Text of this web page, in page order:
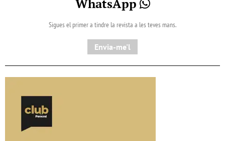
WhatsApp
Sigues el primer a tindre la revista a les teves mans.
Envia-me'l